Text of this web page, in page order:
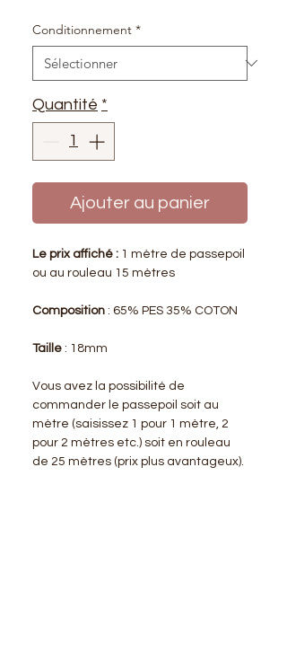
Conditionnement *
Quantité *
Ajouter au panier
Le prix affiché : 1 mètre de passepoil
ou au rouleau 15 mètres
Composition : 65% PES 35% COTON
Taille : 18mm
Vous avez la possibilité de
commander le passepoil soit au
mètre (saisissez 1 pour 1 mètre, 2
pour 2 mètres etc.) soit en rouleau
de 25 mètres (prix plus avantageux).